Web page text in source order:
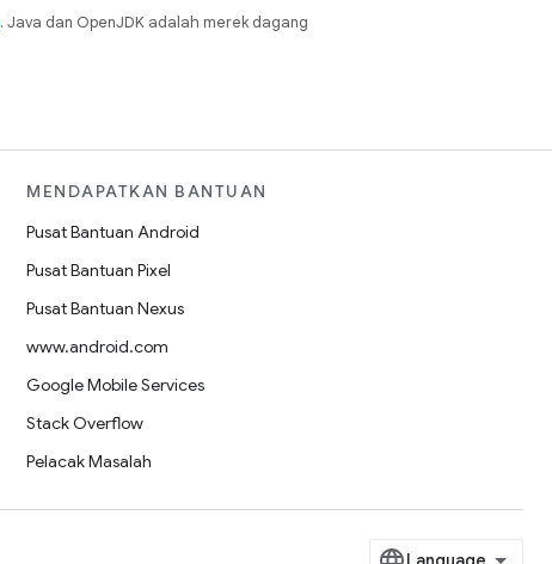
. Java dan OpenJDK adalah merek dagang
MENDAPATKAN BANTUAN
Pusat Bantuan Android
Pusat Bantuan Pixel
Pusat Bantuan Nexus
www.android.com
Google Mobile Services
Stack Overflow
Pelacak Masalah